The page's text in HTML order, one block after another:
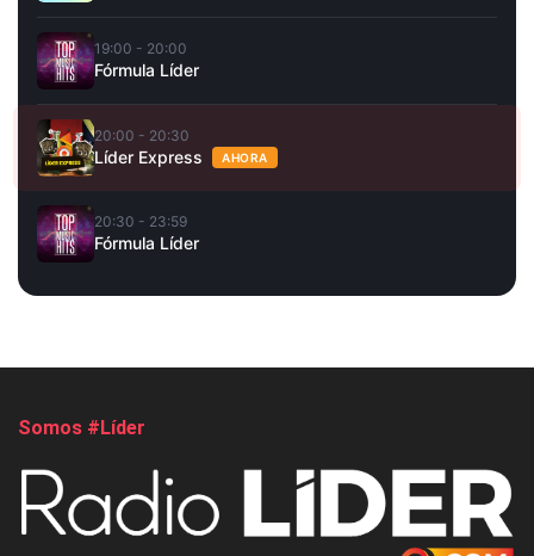
19:00 - 20:00
Fórmula Líder
20:00 - 20:30
Líder Express AHORA
20:30 - 23:59
Fórmula Líder
Somos #Líder